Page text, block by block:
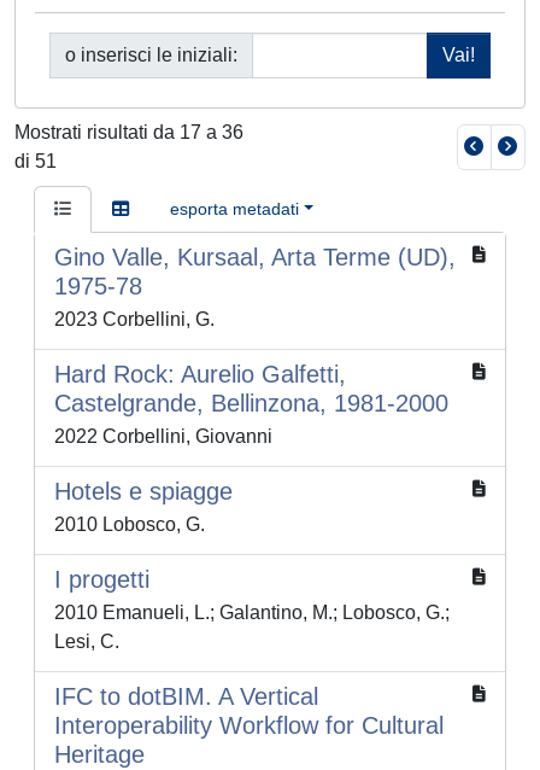
o inserisci le iniziali:
Mostrati risultati da 17 a 36
di 51
esporta metadati
Gino Valle, Kursaal, Arta Terme (UD),
1975-78
2023 Corbellini, G.
Hard Rock: Aurelio Galfetti,
Castelgrande, Bellinzona, 1981-2000
2022 Corbellini, Giovanni
Hotels e spiagge
2010 Lobosco, G.
I progetti
2010 Emanueli, L.; Galantino, M.; Lobosco, G.;
Lesi, C.
IFC to dotBIM. A Vertical
Interoperability Workflow for Cultural
Heritage